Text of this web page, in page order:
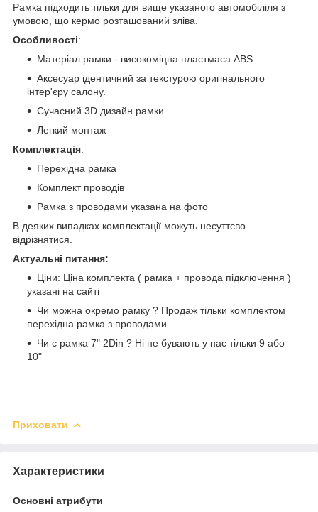
Рамка підходить тільки для вище указаного автомобіліля з
умовою, що кермо розташований зліва.
Особливості:
Матеріал рамки - високоміцна пластмаса ABS.
Аксесуар ідентичний за текстурою оригінального
інтер'єру салону.
Сучасний 3D дизайн рамки.
Легкий монтаж
Комплектація:
Перехідна рамка
Комплект проводів
Рамка з проводами указана на фото
В деяких випадках комплектації можуть несуттєво
відрізнятися.
Актуальні питання:
Ціни: Ціна комплекта ( рамка + провода підключення )
указані на сайті
Чи можна окремо рамку ? Продаж тільки комплектом
перехідна рамка з проводами.
Чи є рамка 7" 2Din ? Ні не бувають у нас тільки 9 або
10"
Приховати
Характеристики
Основні атрибути